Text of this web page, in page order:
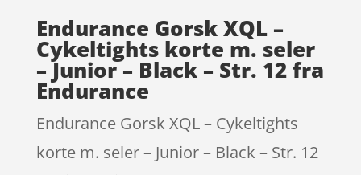
Endurance Gorsk XQL –
Cykeltights korte m. seler
– Junior – Black – Str. 12 fra
Endurance
Endurance Gorsk XQL – Cykeltights
korte m. seler – Junior – Black – Str. 12